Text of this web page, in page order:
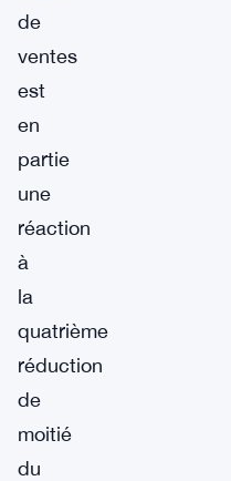
de
ventes
est
en
partie
une
réaction
à
la
quatrième
réduction
de
moitié
du